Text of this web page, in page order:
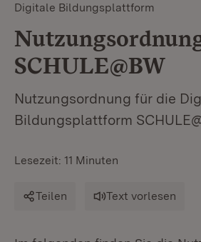
Digitale Bildungsplattform
SCHULE@BW
Nutzungsordnung für die
Bildungsplattform
Lesezeit: 11 Minuten
Teilen Text vorlesen